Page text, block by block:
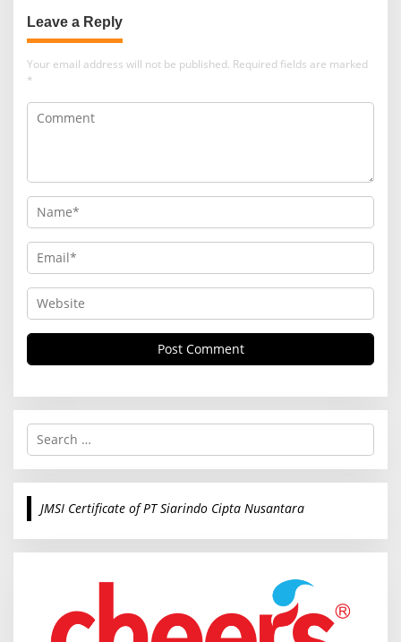
Leave a Reply
Your email address will not be published. Required fields are marked
*
S
r
c
o
JMSI Certificate of PT Siarindo Cipta Nusantara